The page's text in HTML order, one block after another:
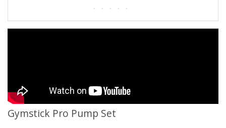
Gymstick Pro Pump Set